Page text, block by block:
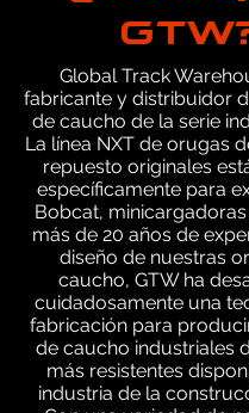
Global Track
fabricante y distribuidor
de caucho de la serie
La línea NXT de orugas
repuesto originales
específicamente para
Bobcat, minicargadoras
más de 20 años de
diseño de nuestras
caucho, GTW ha
cuidadosamente una
fabricación para
de caucho industriales
más resistentes
industria de la